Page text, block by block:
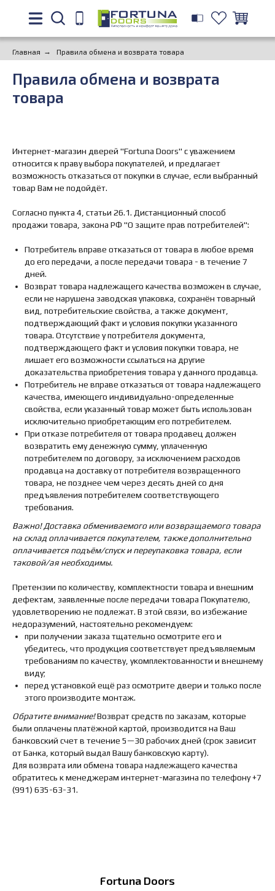
Главная → Правила обмена и возврата товара
Правила обмена и возврата
товара
Интернет-магазин дверей "Fortuna Doors" с уважением
относится к праву выбора покупателей, и предлагает
возможность отказаться от покупки в случае, если выбранный
товар Вам не подойдёт.
Согласно пункта 4, статьи 26.1. Дистанционный способ
продажи товара, закона РФ "О защите прав потребителей":
Потребитель вправе отказаться от товара в любое время
до его передачи, а после передачи товара - в течение 7
дней.
Возврат товара надлежащего качества возможен в случае,
если не нарушена заводская упаковка, сохранён товарный
вид, потребительские свойства, а также документ,
подтверждающий факт и условия покупки указанного
товара. Отсутствие у потребителя документа,
подтверждающего факт и условия покупки товара, не
лишает его возможности ссылаться на другие
доказательства приобретения товара у данного продавца.
Потребитель не вправе отказаться от товара надлежащего
качества, имеющего индивидуально-определенные
свойства, если указанный товар может быть использован
исключительно приобретающим его потребителем.
При отказе потребителя от товара продавец должен
возвратить ему денежную сумму, уплаченную
потребителем по договору, за исключением расходов
продавца на доставку от потребителя возвращенного
товара, не позднее чем через десять дней со дня
предъявления потребителем соответствующего
требования.
Важно! Доставка обмениваемого или возвращаемого товара
на склад оплачивается покупателем, также дополнительно
оплачивается подъём/спуск и переупаковка товара, если
таковой/ая необходимы.
Претензии по количеству, комплектности товара и внешним
дефектам, заявленные после передачи товара Покупателю,
удовлетворению не подлежат. В этой связи, во избежание
недоразумений, настоятельно рекомендуем:
при получении заказа тщательно осмотрите его и
убедитесь, что продукция соответствует предъявляемым
требованиям по качеству, укомплектованности и внешнему
виду;
перед установкой ещё раз осмотрите двери и только после
этого производите монтаж.
Обратите внимание!Возврат средств по заказам, которые
были оплачены платёжной картой, производится на Ваш
банковский счет в течение 5—30 рабочих дней (срок зависит
от Банка, который выдал Вашу банковскую карту).
Для возврата или обмена товара надлежащего качества
обратитесь к менеджерам интернет-магазина по телефону +7
(991) 635-63-31.
Fortuna Doors